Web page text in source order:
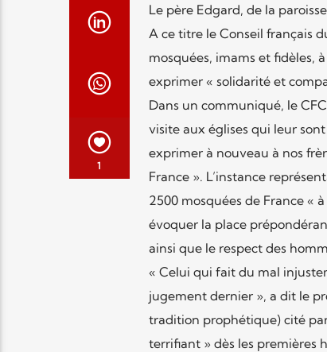
1
Le père Edgard, de la
A ce titre le Conseil français
mosquées, imams et fidèles,
exprimer « solidarité et
Dans un communiqué, le
visite aux églises qui leur
exprimer à nouveau à nos
France ». L’instance
2500 mosquées de France «
évoquer la place
ainsi que le respect des
« Celui qui fait du mal
jugement dernier », a dit le
tradition prophétique) cité
terrifiant » dès les premières